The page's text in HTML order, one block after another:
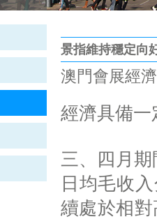
景指維持穩定向
澳門會展經
經濟具備一
三、四月
日均毛收
續處於相